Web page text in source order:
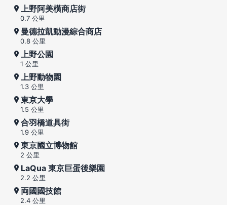
上野阿美橫商店街
0.7 公里
曼德拉凱動漫綜合商店
0.8 公里
上野公園
1 公里
上野動物園
1.3 公里
東京大學
1.5 公里
合羽橋道具街
1.9 公里
東京國立博物館
2 公里
LaQua 東京巨蛋後樂園
2.2 公里
両國國技館
2.4 公里